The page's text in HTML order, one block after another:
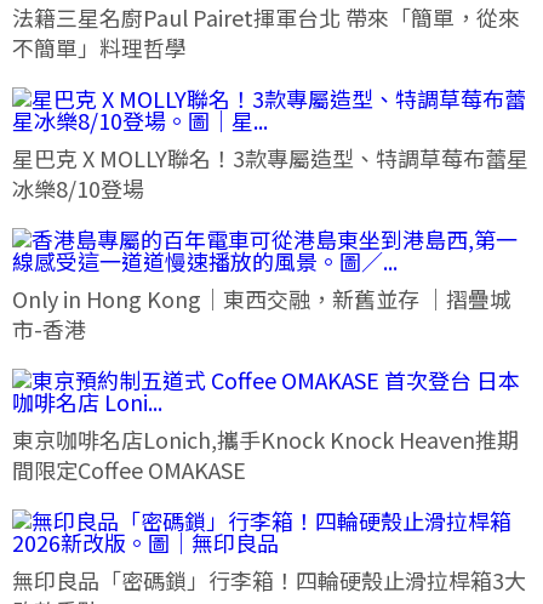
法籍三星名廚Paul Pairet揮軍台北 帶來「簡單，從來
不簡單」料理哲學
星巴克 X MOLLY聯名！3款專屬造型、特調草莓布蕾星
冰樂8/10登場
Only in Hong Kong｜東西交融，新舊並存 ｜摺疊城
市-香港
東京咖啡名店Lonich,攜手Knock Knock Heaven推期
間限定Coffee OMAKASE
無印良品「密碼鎖」行李箱！四輪硬殼止滑拉桿箱3大